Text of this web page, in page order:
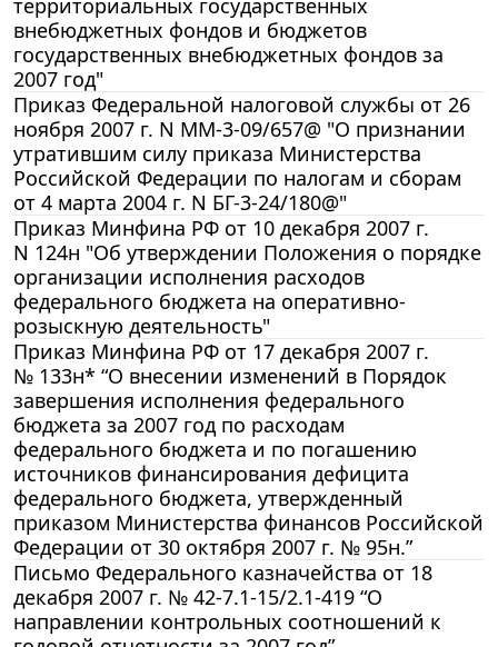
внебюджетных фондов и бюджетов
государственных внебюджетных фондов за
2007 год"
Приказ Федеральной налоговой службы от 26
ноября 2007 г. N ММ-3-09/657@ "О признании
утратившим силу приказа Министерства
Российской Федерации по налогам и сборам
от 4 марта 2004 г. N БГ-3-24/180@"
Приказ Минфина РФ от 10 декабря 2007 г.
N 124н "Об утверждении Положения о порядке
организации исполнения расходов
федерального бюджета на оперативно-
розыскную деятельность"
Приказ Минфина РФ от 17 декабря 2007 г.
№ 133н* “О внесении изменений в Порядок
завершения исполнения федерального
бюджета за 2007 год по расходам
федерального бюджета и по погашению
источников финансирования дефицита
федерального бюджета, утвержденный
приказом Министерства финансов Российской
Федерации от 30 октября 2007 г. № 95н.”
Письмо Федерального казначейства от 18
декабря 2007 г. № 42-7.1-15/2.1-419 “О
направлении контрольных соотношений к